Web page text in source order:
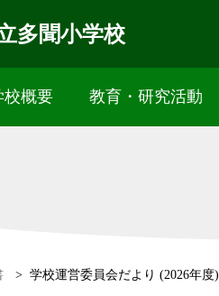
多聞小学校
校概要 教育・研究活動
> 学校運営委員会だより (2026年度)